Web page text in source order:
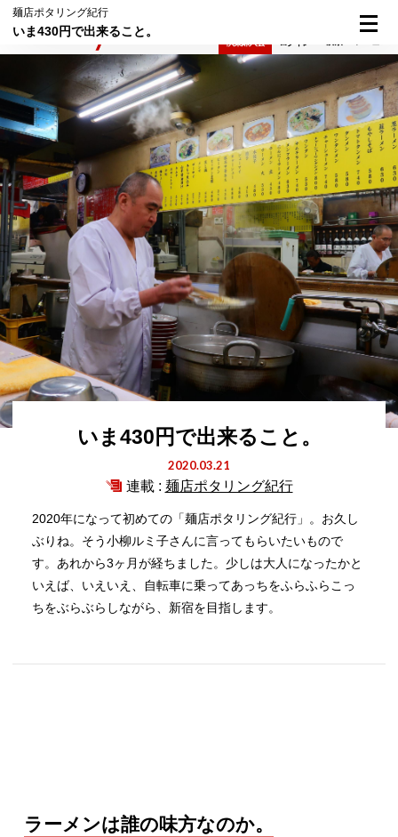
麺店ポタリング紀行
いま430円で出来ること。
いま430円で出来ること。
2020.03.21
連載 : 麺店ポタリング紀行
2020年になって初めての「麺店ポタリング紀行」。お久し
ぶりね。そう小柳ルミ子さんに言ってもらいたいもので
す。あれから3ヶ月が経ちました。少しは大人になったかと
いえば、いえいえ、自転車に乗ってあっちをふらふらこっ
ちをぶらぶらしながら、新宿を目指します。
ラーメンは誰の味方なのか。